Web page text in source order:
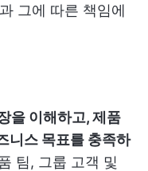
그에 따른 책임에
을 이해하고, 제품
니스 목표를 충족하
팀, 그룹 고객 및